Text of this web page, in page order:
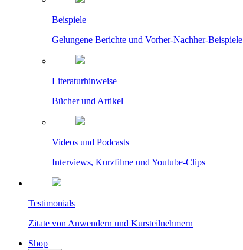
Beispiele
Gelungene Berichte und Vorher-Nachher-Beispiele
Literaturhinweise
Bücher und Artikel
Videos und Podcasts
Interviews, Kurzfilme und Youtube-Clips
Testimonials
Zitate von Anwendern und Kursteilnehmern
Shop